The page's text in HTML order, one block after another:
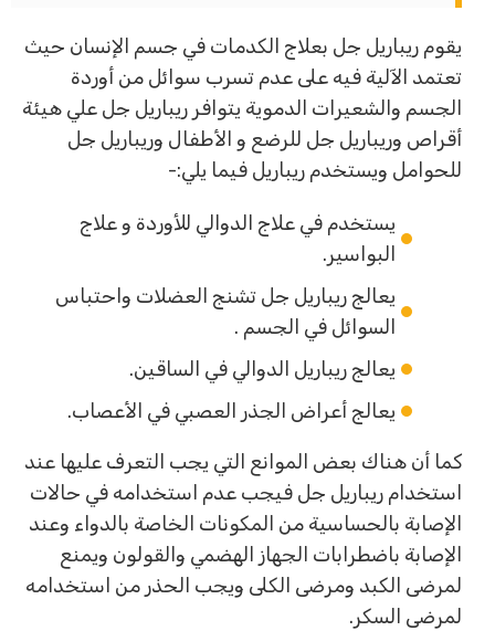
يقوم ريباريل جل بعلاج الكدمات في جسم الإنسان حيث
تعتمد الآلية فيه على عدم تسرب سوائل من أوردة
الجسم والشعيرات الدموية يتوافر ريباريل جل علي هيئة
أقراص وريباريل جل للرضع و الأطفال وريباريل جل
للحوامل ويستخدم ريباريل فيما يلي:-
يستخدم في علاج الدوالي للأوردة و علاج
البواسير.
يعالج ريباريل جل تشنج العضلات واحتباس
السوائل في الجسم .
يعالج ريباريل الدوالي في الساقين.
يعالج أعراض الجذر العصبي في الأعصاب.
كما أن هناك بعض الموانع التي يجب التعرف عليها عند
استخدام ريباريل جل فيجب عدم استخدامه في حالات
الإصابة بالحساسية من المكونات الخاصة بالدواء وعند
الإصابة باضطرابات الجهاز الهضمي والقولون ويمنع
لمرضى الكبد ومرضى الكلى ويجب الحذر من استخدامه
لمرضى السكر.